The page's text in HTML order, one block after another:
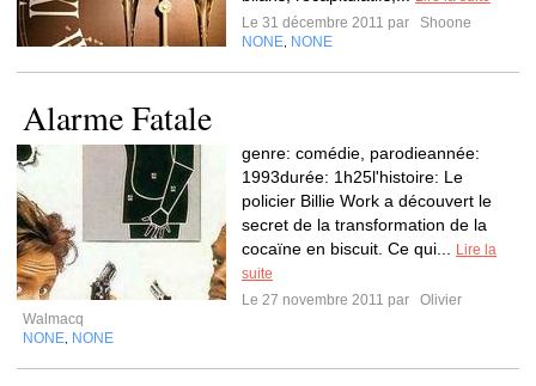
Le 31 décembre 2011 par
Shoone
NONE NONE
Alarme Fatale
genre: comédie, parodieannée:
1993durée: 1h25l'histoire: Le
policier Billie Work a découvert le
secret de la transformation de la
cocaïne en biscuit. Ce qui...
Lire la
suite
Le 27 novembre 2011 par
Olivier
Walmacq
NONE NONE